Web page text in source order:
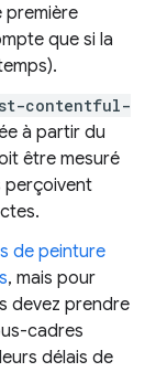
première
que si la
contentful-
à partir du
être mesuré
perçoivent
de peinture
, mais pour
devez prendre
cadres
délais de